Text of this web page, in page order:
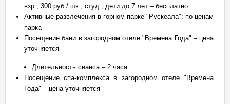
взр., 300 руб./ шк., студ.; дети до 7 лет – бесплатно
Активные развлечения в горном парке "Рускеала": по ценам
парка
Посещение бани в загородном отеле "Времена Года" – цена
уточняется
Длительность сеанса – 2 часа
Посещение спа-комплекса в загородном отеле "Времена
Года" – цена уточняется